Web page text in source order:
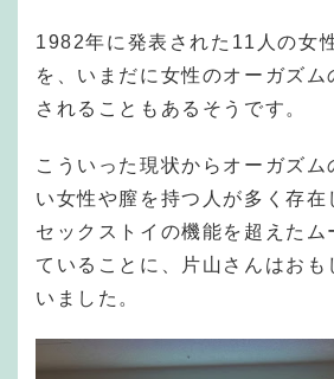
1982年に発表された11人の女
を、いまだに女性のオーガズム
されることもあるそうです。
こういった現状からオーガズム
い女性や膣を持つ人が多く存在
セックストイの機能を超えたム
ていることに、片山さんはおも
いました。